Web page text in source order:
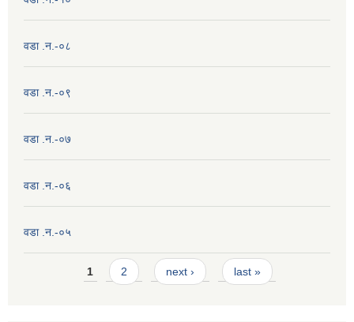
वडा .न.-०८
वडा .न.-०९
वडा .न.-०७
वडा .न.-०६
वडा .न.-०५
Pages1 2 next › last »